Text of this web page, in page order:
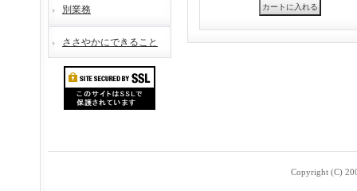
別業務
ささやかにできること
Copyright (C)